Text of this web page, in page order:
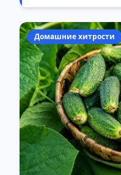
допускают сами.
Домашние хитрости